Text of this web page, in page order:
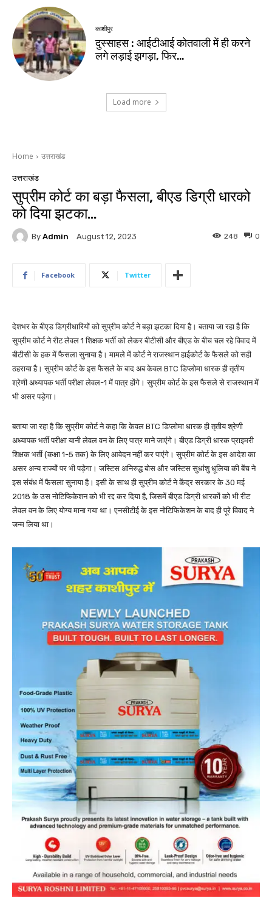
काशीपुर
दुस्साहस : आईटीआई कोतवाली में ही करने
लगे लड़ाई झगड़ा, फिर…
Load more